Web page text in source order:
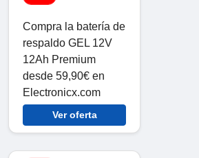
Compra la batería de
respaldo GEL 12V
12Ah Premium
desde 59,90€ en
Electronicx.com
Ver oferta